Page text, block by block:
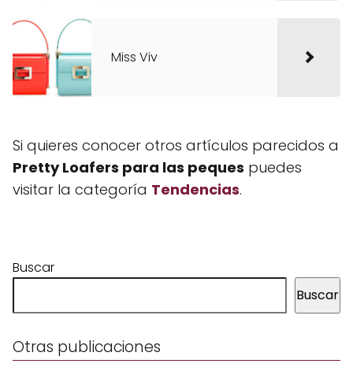
Miss Viv
Si quieres conocer otros artículos parecidos a
Pretty Loafers para las peques puedes
visitar la categoría Tendencias.
Buscar
Buscar
Otras publicaciones